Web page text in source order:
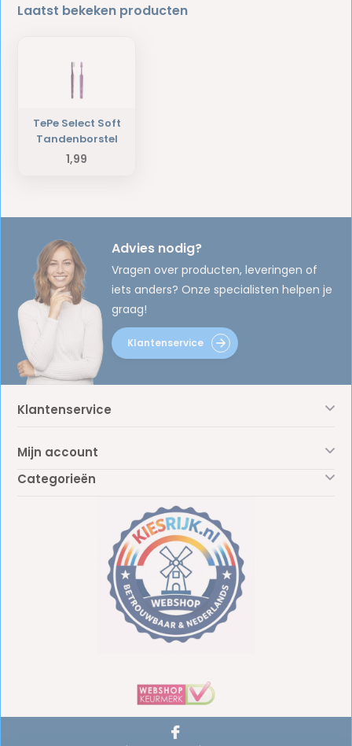
Laatst bekeken producten
TePe Select Soft
Tandenborstel
1,99
Advies nodig?
Vragen over producten, leveringen of
iets anders? Onze specialisten helpen je
graag!
Klantenservice
Klantenservice
Mijn account
Categorieën